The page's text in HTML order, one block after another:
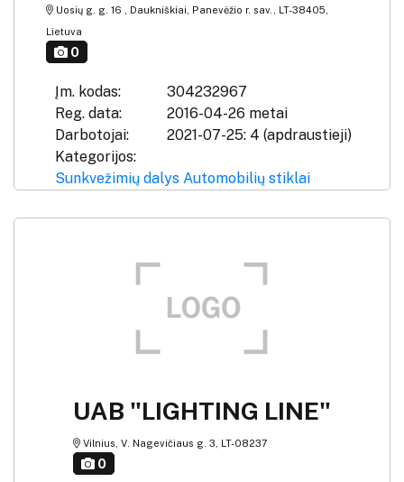
Uosių g. g. 16 , Daukniškiai, Panevėžio r. sav., LT-38405,
Lietuva
0
Įm. kodas:
304232967
Reg. data:
2016-04-26 metai
Darbotojai:
2021-07-25: 4 (apdraustieji)
Kategorijos:
Sunkvežimių dalys Automobilių stiklai
UAB "LIGHTING LINE"
Vilnius, V. Nagevičiaus g. 3, LT-08237
0